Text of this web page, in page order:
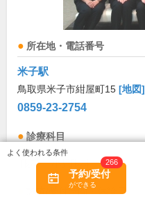
所在地・電話番号
米子駅
鳥取県米子市紺屋町15 [地図]
0859-23-2754
診療科目
眼科 小児眼科 麻酔科
診療/受付時間・休診日
予約/受付
266